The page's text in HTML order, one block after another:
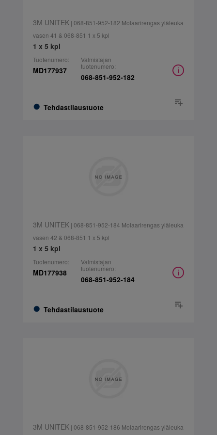
3M UNITEK| 068-851-952-182 Molaarirengas yläleuka
vasen 41 & 068-851 1 x 5 kpl
1 x 5 kpl
Tuotenumero:
MD177937
Tehdastilaustuote
Valmistajan
tuotenumero:
068-851-952-182
3M UNITEK| 068-851-952-184 Molaarirengas yläleuka
vasen 42 & 068-851 1 x 5 kpl
1 x 5 kpl
Tuotenumero:
MD177938
Tehdastilaustuote
Valmistajan
tuotenumero:
068-851-952-184
3M UNITEK| 068-851-952-186 Molaarirengas yläleuka